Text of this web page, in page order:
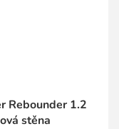
Rebounder 1.2
stěna